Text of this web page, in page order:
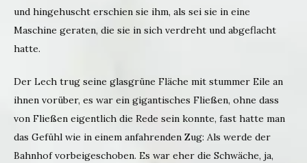
und hingehuscht erschien sie ihm, als sei sie in eine
Maschine geraten, die sie in sich verdreht und abgeflacht
hatte.
Der Lech trug seine glasgrüne Fläche mit stummer Eile an
ihnen vorüber, es war ein gigantisches Fließen, ohne dass
von Fließen eigentlich die Rede sein konnte, fast hatte man
das Gefühl wie in einem anfahrenden Zug: Als werde der
Bahnhof vorbeigeschoben. Es war eher die Schwäche, ja,